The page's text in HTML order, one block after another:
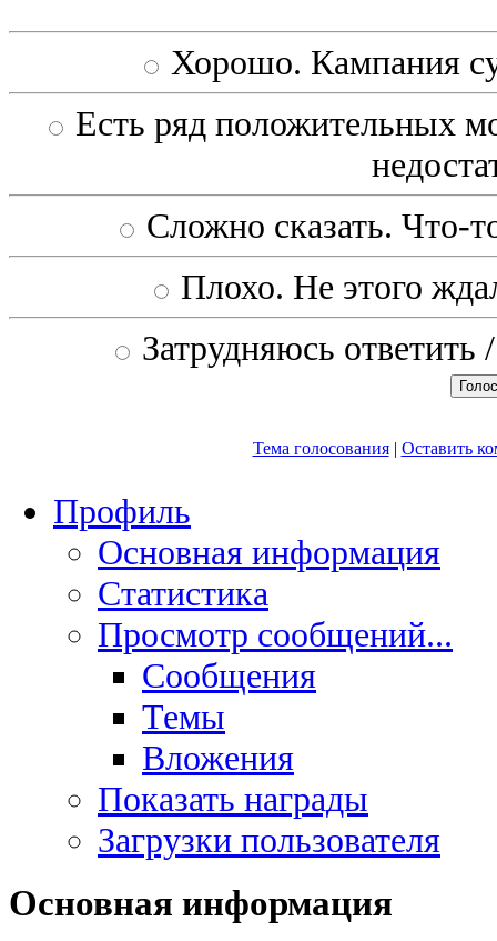
Хорошо. Кампания
Есть ряд положительных
Сложно сказать. Что-
Плохо. Не этого
Затрудняюсь
Тема голосования| Оставить
Профиль
Основная информация
Статистика
Просмотр сообщений...
Сообщения
Темы
Вложения
Показать награды
Загрузки пользователя
Основная информация